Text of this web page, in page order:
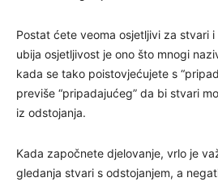
Postat ćete veoma osjetljivi za stvari
ubija osjetljivost je ono što mnogi
kada se tako poistovjećujete s
previše “pripadajućeg” da bi stvari
iz odstojanja.
Kada započnete djelovanje, vrlo je
gledanja stvari s odstojanjem, a